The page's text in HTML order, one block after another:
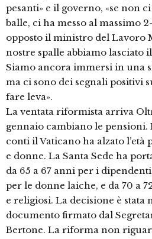
pesanti» e il governo, «se non
balle, ci ha messo al massimo
opposto il ministro del Lavoro
nostre spalle abbiamo lasciato
Siamo ancora immersi in una
ma ci sono dei segnali positivi
fare leva».
La ventata riformista arriva
gennaio cambiano le
conti il Vaticano ha alzato
e donne. La Santa Sede ha
da 65 a 67 anni per i
per le donne laiche, e da 70 a
e religiosi. La decisione è stata
documento firmato dal
Bertone. La riforma non